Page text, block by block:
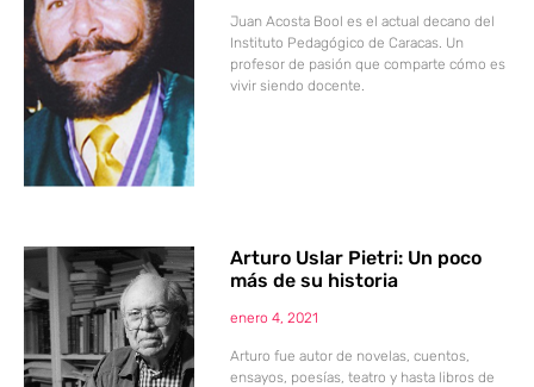
Juan Acosta Bool es el actual decano del
Instituto Pedagógico de Caracas. Un
profesor de pasión que comparte cómo es
vivir siendo docente.
Arturo Uslar Pietri: Un poco
más de su historia
enero 4, 2021
Arturo fue autor de novelas, cuentos,
ensayos, poesías, teatro y hasta libros de